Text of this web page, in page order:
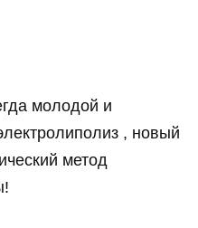
молодой и
, новый
метод